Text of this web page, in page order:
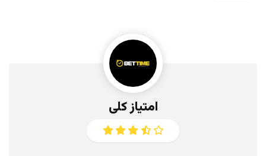
امتیاز کلی